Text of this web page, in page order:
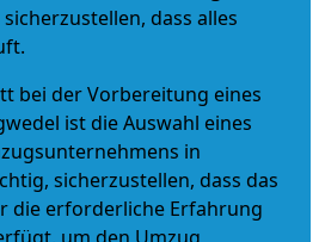
sicherzustellen, dass alles
bei der Vorbereitung eines
ist die Auswahl eines
in
sicherzustellen, dass das
die erforderliche Erfahrung